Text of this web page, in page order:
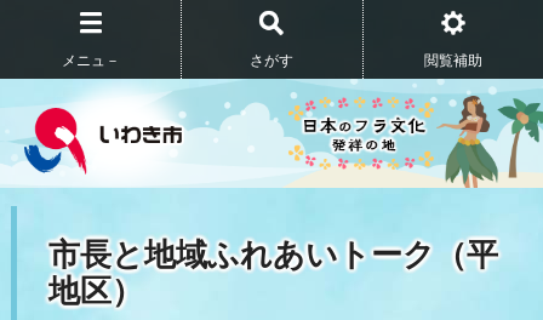
メニュ－ さがす 閲覧補助
市長と地域ふれあいトーク（平
地区）